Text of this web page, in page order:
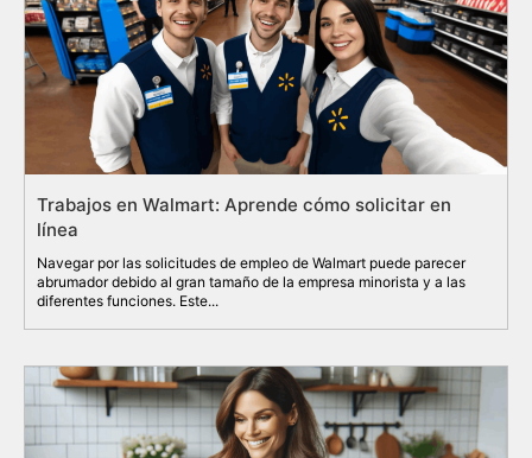
Trabajos en Walmart: Aprende cómo solicitar en
línea
Navegar por las solicitudes de empleo de Walmart puede parecer
abrumador debido al gran tamaño de la empresa minorista y a las
diferentes funciones. Este...